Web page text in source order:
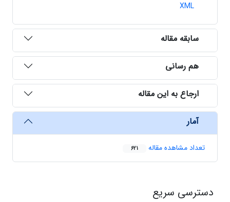
XML
سابقه مقاله
هم رسانی
ارجاع به این مقاله
آمار
تعداد مشاهده مقاله 621
دسترسی سریع